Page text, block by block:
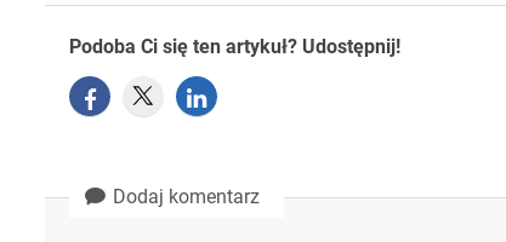
Podoba Ci się ten artykuł? Udostępnij!
Dodaj komentarz